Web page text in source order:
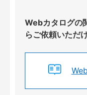
Webカタログの
らご依頼いただ